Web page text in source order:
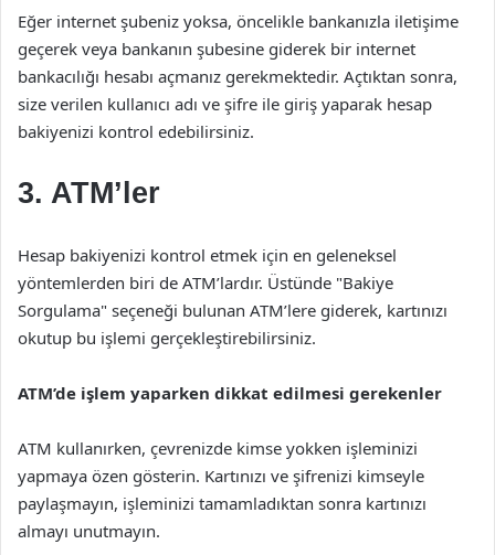
Eğer internet şubeniz yoksa, öncelikle bankanızla iletişime
geçerek veya bankanın şubesine giderek bir internet
bankacılığı hesabı açmanız gerekmektedir. Açtıktan sonra,
size verilen kullanıcı adı ve şifre ile giriş yaparak hesap
bakiyenizi kontrol edebilirsiniz.
3. ATM’ler
Hesap bakiyenizi kontrol etmek için en geleneksel
yöntemlerden biri de ATM’lardır. Üstünde "Bakiye
Sorgulama" seçeneği bulunan ATM’lere giderek, kartınızı
okutup bu işlemi gerçekleştirebilirsiniz.
ATM’de işlem yaparken dikkat edilmesi gerekenler
ATM kullanırken, çevrenizde kimse yokken işleminizi
yapmaya özen gösterin. Kartınızı ve şifrenizi kimseyle
paylaşmayın, işleminizi tamamladıktan sonra kartınızı
almayı unutmayın.